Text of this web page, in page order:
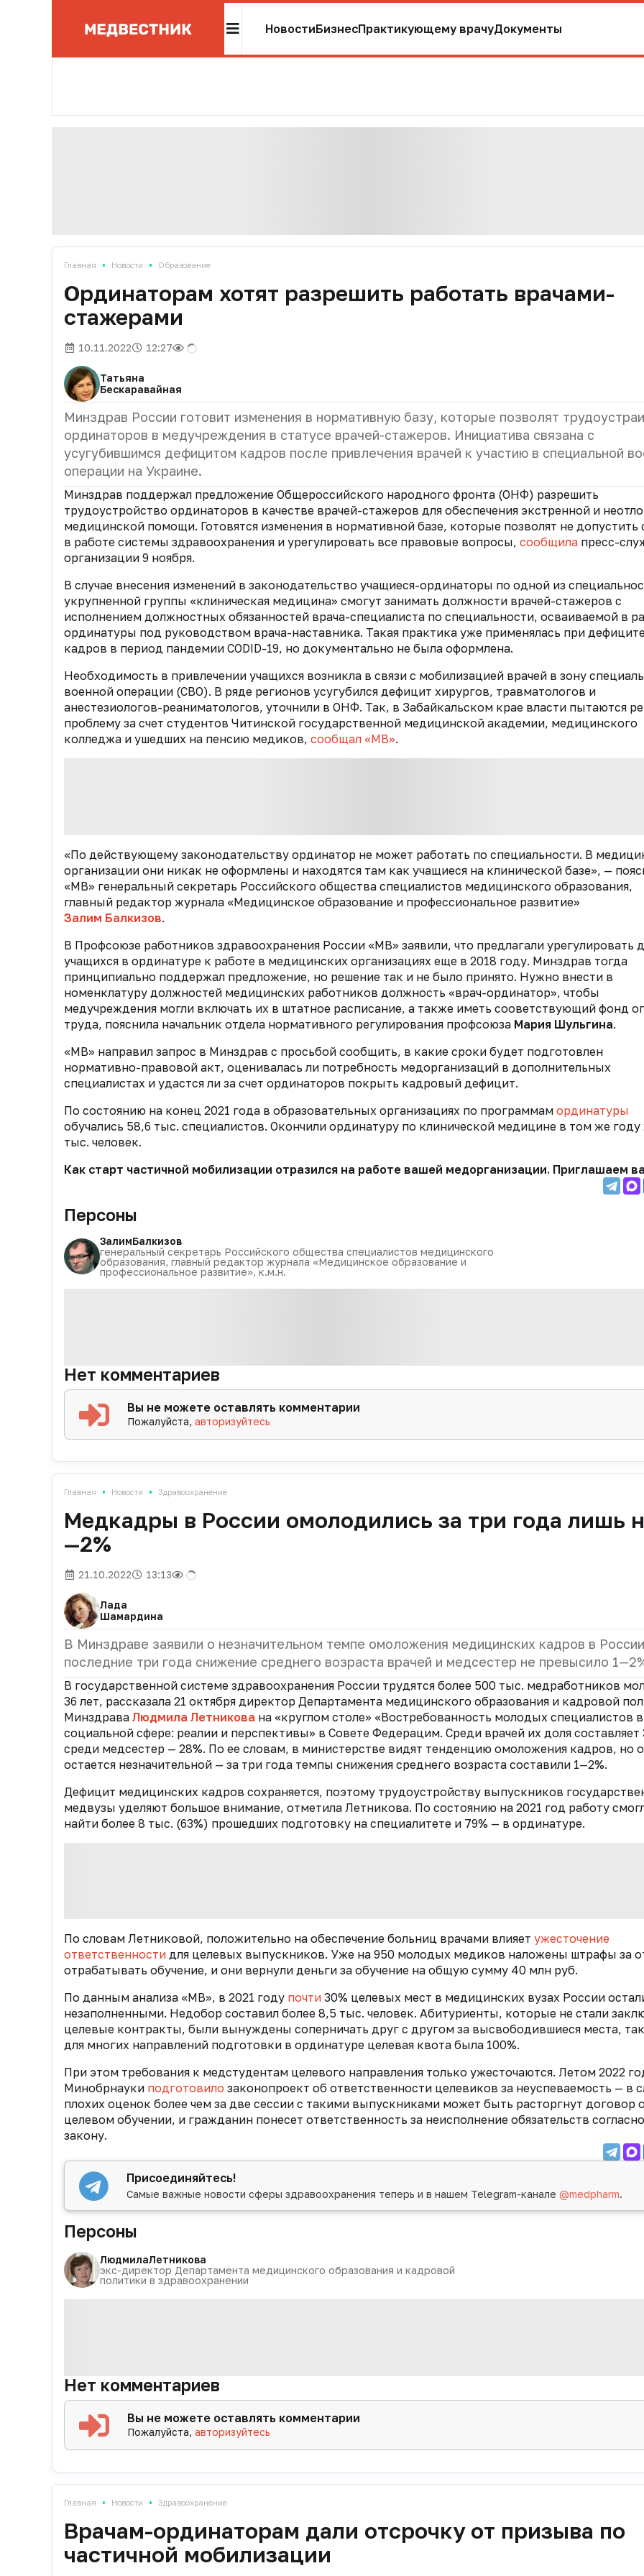
НовостиБизнесПрактикующему врачуДокументы
Главная • Новости • Образование
Ординаторам хотят разрешить работать врачами-
стажерами
10.11.2022 12:27
Татьяна
Бескаравайная
Минздрав России готовит изменения в нормативную базу, которые позволят
ординаторов в медучреждения в статусе врачей-стажеров. Инициатива связана с
усугубившимся дефицитом кадров после привлечения врачей к участию в специальной
операции на Украине.
Минздрав поддержал предложение Общероссийского народного фронта (ОНФ) разрешить
трудоустройство ординаторов в качестве врачей-стажеров для обеспечения экстренной и
медицинской помощи. Готовятся изменения в нормативной базе, которые позволят не допустить
в работе системы здравоохранения и урегулировать все правовые вопросы, сообщила пресс-
организации 9 ноября.
В случае внесения изменений в законодательство учащиеся-ординаторы по одной из
укрупненной группы «клиническая медицина» смогут занимать должности врачей-стажеров с
исполнением должностных обязанностей врача-специалиста по специальности, осваиваемой в
ординатуры под руководством врача-наставника. Такая практика уже применялась при
кадров в период пандемии CODID-19, но документально не была оформлена.
Необходимость в привлечении учащихся возникла в связи с мобилизацией врачей в зону
военной операции (СВО). В ряде регионов усугубился дефицит хирургов, травматологов и
анестезиологов-реаниматологов, уточнили в ОНФ. Так, в Забайкальском крае власти пытаются
проблему за счет студентов Читинской государственной медицинской академии, медицинского
колледжа и ушедших на пенсию медиков, сообщал «МВ».
«По действующему законодательству ординатор не может работать по специальности. В
организации они никак не оформлены и находятся там как учащиеся на клинической базе», —
«МВ» генеральный секретарь Российского общества специалистов медицинского образования,
главный редактор журнала «Медицинское образование и профессиональное развитие»
Залим Балкизов.
В Профсоюзе работников здравоохранения России «МВ» заявили, что предлагали урегулировать
учащихся в ординатуре к работе в медицинских организациях еще в 2018 году. Минздрав тогда
принципиально поддержал предложение, но решение так и не было принято. Нужно внести в
номенклатуру должностей медицинских работников должность «врач-ординатор», чтобы
медучреждения могли включать их в штатное расписание, а также иметь сооветствующий фонд
труда, пояснила начальник отдела нормативного регулирования профсоюза Мария Шульгина.
«МВ» направил запрос в Минздрав с просьбой сообщить, в какие сроки будет подготовлен
нормативно-правовой акт, оценивалась ли потребность медорганизаций в дополнительных
специалистах и удастся ли за счет ординаторов покрыть кадровый дефицит.
По состоянию на конец 2021 года в образовательных организациях по программам ординатуры
обучались 58,6 тыс. специалистов. Окончили ординатуру по клинической медицине в том же году
тыс. человек.
Как старт частичной мобилизации отразился на работе вашей медорганизации. Приглашаем
Персоны
ЗалимБалкизов
генеральный секретарь Российского общества специалистов медицинского
образования, главный редактор журнала «Медицинское образование и
профессиональное развитие», к.м.н.
Нет комментариев
Вы не можете оставлять комментарии
Пожалуйста,авторизуйтесь
Главная • Новости • Здравоохранение
Медкадры в России омолодились за три года лишь
—2%
21.10.2022 13:13
Лада
Шамардина
В Минздраве заявили о незначительном темпе омоложения медицинских кадров в
последние три года снижение среднего возраста врачей и медсестер не превысило
В государственной системе здравоохранения России трудятся более 500 тыс. медработников
36 лет, рассказала 21 октября директор Департамента медицинского образования и кадровой
Минздрава Людмила Летникова на «круглом столе» «Востребованность молодых специалистов в
социальной сфере: реалии и перспективы» в Совете Федерацим. Среди врачей их доля составляет
среди медсестер — 28%. По ее словам, в министерстве видят тенденцию омоложения кадров, но
остается незначительной — за три года темпы снижения среднего возраста составили 1—2%.
Дефицит медицинских кадров сохраняется, поэтому трудоустройству выпускников
медвузы уделяют большое внимание, отметила Летникова. По состоянию на 2021 год работу
найти более 8 тыс. (63%) прошедших подготовку на специалитете и 79% — в ординатуре.
По словам Летниковой, положительно на обеспечение больниц врачами влияет ужесточение
ответственности для целевых выпускников. Уже на 950 молодых медиков наложены штрафы за
отрабатывать обучение, и они вернули деньги за обучение на общую сумму 40 млн руб.
По данным анализа «МВ», в 2021 году почти 30% целевых мест в медицинских вузах России
незаполненными. Недобор составил более 8,5 тыс. человек. Абитуриенты, которые не стали
целевые контракты, были вынуждены соперничать друг с другом за высвободившиеся места,
для многих направлений подготовки в ординатуре целевая квота была 100%.
При этом требования к медстудентам целевого направления только ужесточаются. Летом 2022
Минобрнауки подготовило законопроект об ответственности целевиков за неуспеваемость — в
плохих оценок более чем за две сессии с такими выпускниками может быть расторгнут договор
целевом обучении, и гражданин понесет ответственность за неисполнение обязательств согласно
закону.
Присоединяйтесь!
Самые важные новости сферы здравоохранения теперь и в нашем Telegram-канале@medpharm.
Персоны
ЛюдмилаЛетникова
экс-директор Департамента медицинского образования и кадровой
политики в здравоохранении
Нет комментариев
Вы не можете оставлять комментарии
Пожалуйста,авторизуйтесь
Главная • Новости • Здравоохранение
Врачам-ординаторам дали отсрочку от призыва по
частичной мобилизации